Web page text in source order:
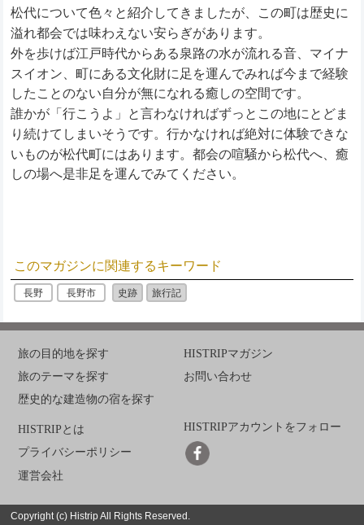
松代について色々と紹介してきましたが、この町は歴史に
溢れ都会では味わえない安らぎがあります。
外を歩けば江戸時代からある泉路の水が流れる音、マイナ
スイオン、町にある文化財に足を運んでみれば今まで経験
したことのない自分が無になれる癒しの空間です。
誰かが「行こうよ」と言わなければずっとこの地にとどま
り続けてしまいそうです。行かなければ絶対に体験できな
いものが松代町にはあります。都会の喧騒から松代へ、癒
しの場へ是非足を運んでみてください。
このマガジンに関連するキーワード
長野 長野市 史跡 旅行記
旅の目的地を探す
旅のテーマを探す
歴史的な建造物の宿を探す
HISTRIPマガジン
お問い合わせ
HISTRIPとは
プライバシーポリシー
運営会社
HISTRIPアカウントをフォロー
Copyright (c) Histrip All Rights Reserved.